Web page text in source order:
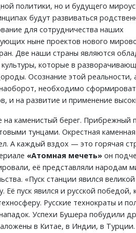
политики, но и будущего
будут развиваться
для сотрудничества наших
ныне проектов нового
Две наши страны являются
которые в
Осознание этой реальности,
необходимо
и на развитие и применение
каменистый берег.
тунцами. Окрестная
А каждый вздох — это горячая
«Атомная мечеть» он
её представляли народам
«Пуск станции явился
пуск явился и русской
Русские технократы и
Успехи Бушера побудили
в Китае, в Индии, в